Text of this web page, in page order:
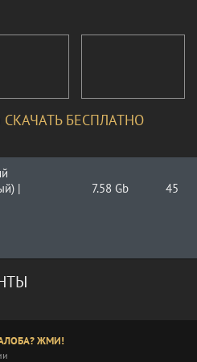
СКАЧАТЬ БЕСПЛАТНО
|
7.58 Gb 45
ЖМИ!